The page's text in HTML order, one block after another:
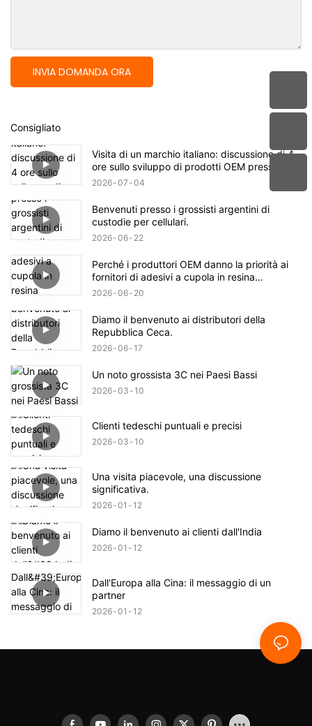
INVIA DOMANDA ORA
Consigliato
Visita di un marchio italiano: discussione di 4
ore sullo sviluppo di prodotti OEM presso
Aikusu.
2026 07 04
Benvenuti presso i grossisti argentini di
custodie per cellulari.
2026 06 22
Perché i produttori OEM danno la priorità ai
fornitori di adesivi a cupola in resina
epossidica cristallina con certificazioni
2026 06 20
Diamo il benvenuto ai distributori della
Repubblica Ceca.
2026 06 17
Un noto grossista 3C nei Paesi Bassi
2026 03 10
Clienti tedeschi puntuali e precisi
2026 03 10
Una visita piacevole, una discussione
significativa.
2026 01 12
Diamo il benvenuto ai clienti dall'India
2026 01 12
Dall'Europa alla Cina: il messaggio di un
partner
2026 01 12